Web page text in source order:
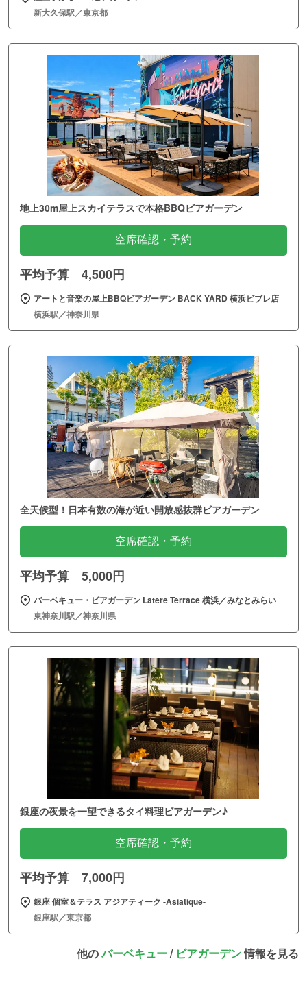
新大久保駅／東京都
地上30m屋上スカイテラスで本格BBQビアガーデン
空席確認・予約
平均予算 4,500円
アートと音楽の屋上BBQビアガーデン BACK YARD 横浜ビブレ店
横浜駅／神奈川県
全天候型！日本有数の海が近い開放感抜群ビアガーデン
空席確認・予約
平均予算 5,000円
バーベキュー・ビアガーデン Latere Terrace 横浜／みなとみらい
東神奈川駅／神奈川県
銀座の夜景を一望できるタイ料理ビアガーデン♪
空席確認・予約
平均予算 7,000円
銀座 個室＆テラス アジアティーク ‐Asiatique‐
銀座駅／東京都
他のバーベキュー/ ビアガーデン情報を見る